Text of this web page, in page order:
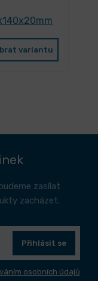
variantu
zasílat
zacházet.
Přihlásit se
osobních údajů